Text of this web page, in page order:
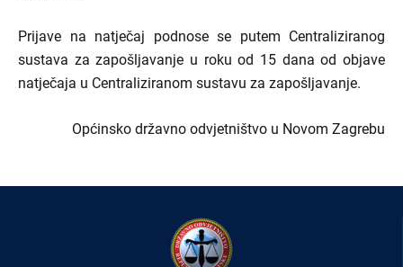
Prijave na natječaj podnose se putem Centraliziranog
sustava za zapošljavanje u roku od 15 dana od objave
natječaja u Centraliziranom sustavu za zapošljavanje.
Općinsko državno odvjetništvo u Novom Zagrebu